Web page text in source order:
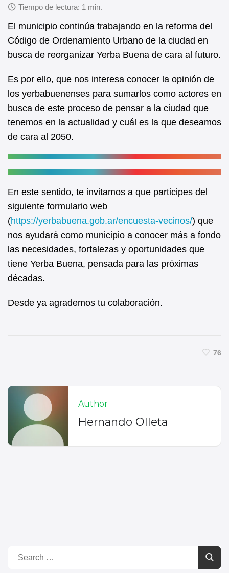
c
e
b
o
o
k
at
s
A
p
p
El municipio continúa trabajando en la reforma del
Código de Ordenamiento Urbano de la ciudad en
busca de reorganizar Yerba Buena de cara al futuro.
Es por ello, que nos interesa conocer la opinión de
los yerbabuenenses para sumarlos como actores en
busca de este proceso de pensar a la ciudad que
tenemos en la actualidad y cuál es la que deseamos
de cara al 2050.
En este sentido, te invitamos a que participes del
siguiente formulario web
(https://yerbabuena.gob.ar/encuesta-vecinos/) que
nos ayudará como municipio a conocer más a fondo
las necesidades, fortalezas y oportunidades que
tiene Yerba Buena, pensada para las próximas
décadas.
Desde ya agrademos tu colaboración.
76
Author
Hernando Olleta